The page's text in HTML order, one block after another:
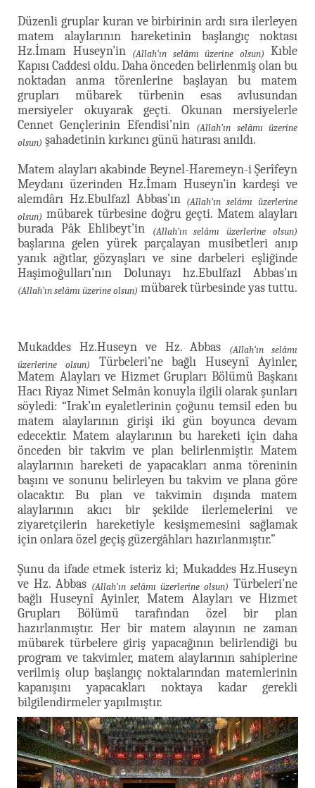
Düzenli gruplar kuran ve birbirinin ardı sıra ilerleyen
matem alaylarının hareketinin başlangıç noktası
Hz.İmam Huseyn’in
(Allah’ın selâmı üzerine olsun)
Kıble
Kapısı Caddesi oldu. Daha önceden belirlenmiş olan bu
noktadan anma törenlerine başlayan bu matem
grupları mübarek türbenin esas avlusundan
mersiyeler okuyarak geçti. Okunan mersiyelerle
Cennet Gençlerinin Efendisi’nin
(Allah’ın selâmı üzerine
olsun) şahadetinin kırkıncı günü hatırası anıldı.
Matem alayları akabinde Beynel-Haremeyn-i Şerîfeyn
Meydanı üzerinden Hz.İmam Huseyn’in kardeşi ve
alemdârı Hz.Ebulfazl Abbas’ın (Allah’ın selâmı üzerlerine
olsun) mübarek türbesine doğru geçti. Matem alayları
burada Pâk Ehlibeyt’in
(Allah’ın selâmı üzerlerine olsun)
başlarına gelen yürek parçalayan musibetleri anıp
yanık ağıtlar, gözyaşları ve sine darbeleri eşliğinde
Haşimoğulları’nın Dolunayı hz.Ebulfazl Abbas’ın
(Allah’ın selâmı üzerine olsun) mübarek türbesinde yas tuttu.
Mukaddes Hz.Huseyn ve Hz. Abbas
(Allah’ın selâmı
üzerlerine olsun)
Türbeleri’ne bağlı Huseynî Ayinler,
Matem Alayları ve Hizmet Grupları Bölümü Başkanı
Hacı Riyaz Nimet Selmân konuyla ilgili olarak şunları
söyledi: “Irak’ın eyaletlerinin çoğunu temsil eden bu
matem alaylarının girişi iki gün boyunca devam
edecektir. Matem alaylarının bu hareketi için daha
önceden bir takvim ve plan belirlenmiştir. Matem
alaylarının hareketi de yapacakları anma töreninin
başını ve sonunu belirleyen bu takvim ve plana göre
olacaktır. Bu plan ve takvimin dışında matem
alaylarının akıcı bir şekilde ilerlemelerini ve
ziyaretçilerin hareketiyle kesişmemesini sağlamak
için onlara özel geçiş güzergâhları hazırlanmıştır.”
Şunu da ifade etmek isteriz ki; Mukaddes Hz.Huseyn
ve Hz. Abbas (Allah’ın selâmı üzerlerine olsun) Türbeleri’ne
bağlı Huseynî Ayinler, Matem Alayları ve Hizmet
Grupları Bölümü tarafından özel bir plan
hazırlanmıştır. Her bir matem alayının ne zaman
mübarek türbelere giriş yapacağının belirlendiği bu
program ve takvimler, matem alaylarının sahiplerine
verilmiş olup başlangıç noktalarından matemlerinin
kapanışını yapacakları noktaya kadar gerekli
bilgilendirmeler yapılmıştır.